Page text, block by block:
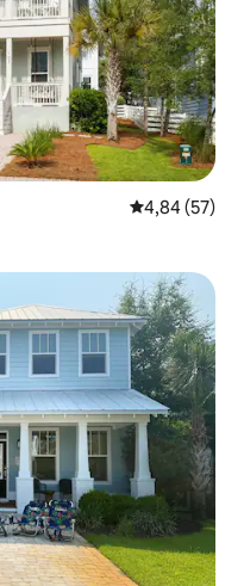
Vidējais
4,84 (57)